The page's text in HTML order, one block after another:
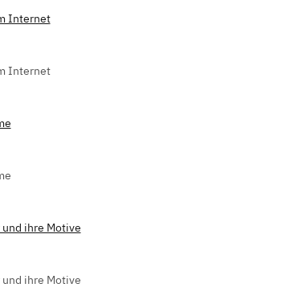
Internet
Internet
ihre Motive
ihre Motive